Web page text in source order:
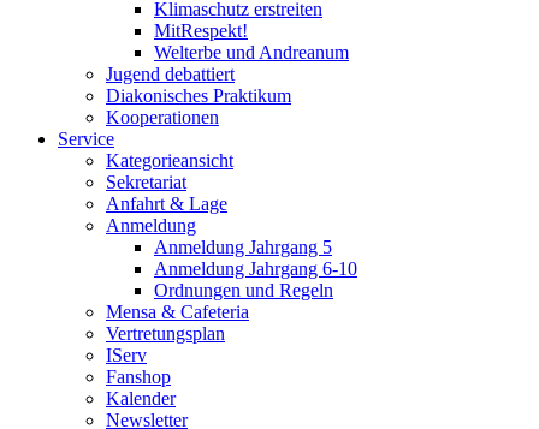
Klimaschutz erstreiten
MitRespekt!
Welterbe und Andreanum
Jugend debattiert
Diakonisches Praktikum
Kooperationen
Service
Kategorieansicht
Sekretariat
Anfahrt & Lage
Anmeldung
Anmeldung Jahrgang 5
Anmeldung Jahrgang 6-10
Ordnungen und Regeln
Mensa & Cafeteria
Vertretungsplan
IServ
Fanshop
Kalender
Newsletter